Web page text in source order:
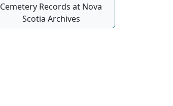
Cemetery Records at Nova
Scotia Archives